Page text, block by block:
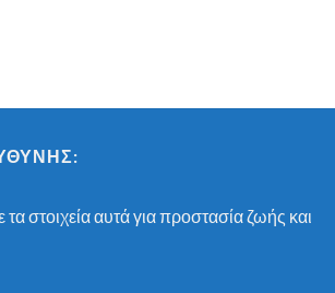
τα στοιχεία αυτά για προστασία ζωής και